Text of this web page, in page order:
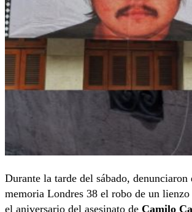
Durante la tarde del sábado, denunciaron
memoria Londres 38 el robo de un lienzo
el aniversario del asesinato de Camilo